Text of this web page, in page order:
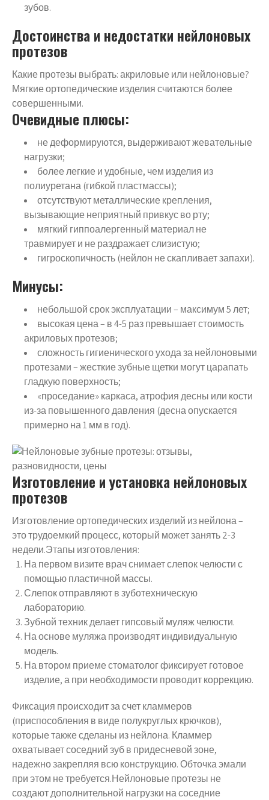
зубов.
Достоинства и недостатки нейлоновых
протезов
Какие протезы выбрать: акриловые или нейлоновые?
Мягкие ортопедические изделия считаются более
совершенными.
Очевидные плюсы:
не деформируются, выдерживают жевательные
нагрузки;
более легкие и удобные, чем изделия из
полиуретана (гибкой пластмассы);
отсутствуют металлические крепления,
вызывающие неприятный привкус во рту;
мягкий гиппоалергенный материал не
травмирует и не раздражает слизистую;
гигроскопичность (нейлон не скапливает запахи).
Минусы:
небольшой срок эксплуатации – максимум 5 лет;
высокая цена – в 4-5 раз превышает стоимость
акриловых протезов;
сложность гигиенического ухода за нейлоновыми
протезами – жесткие зубные щетки могут царапать
гладкую поверхность;
«проседание» каркаса, атрофия десны или кости
из-за повышенного давления (десна опускается
примерно на 1 мм в год).
Изготовление и установка нейлоновых
протезов
Изготовление ортопедических изделий из нейлона –
это трудоемкий процесс, который может занять 2-3
недели.Этапы изготовления:
На первом визите врач снимает слепок челюсти с
помощью пластичной массы.
Слепок отправляют в зуботехническую
лабораторию.
Зубной техник делает гипсовый муляж челюсти.
На основе муляжа производят индивидуальную
модель.
На втором приеме стоматолог фиксирует готовое
изделие, а при необходимости проводит коррекцию.
Фиксация происходит за счет кламмеров
(приспособления в виде полукруглых крючков),
которые также сделаны из нейлона. Кламмер
охватывает соседний зуб в придесневой зоне,
надежно закрепляя всю конструкцию. Обточка эмали
при этом не требуется.Нейлоновые протезы не
создают дополнительной нагрузки на соседние